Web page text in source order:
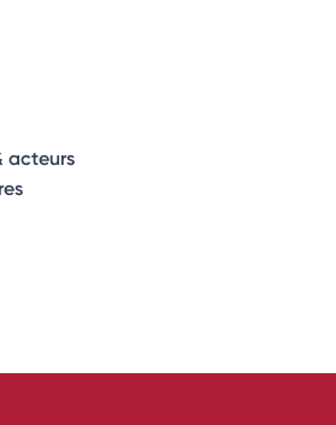
acteurs